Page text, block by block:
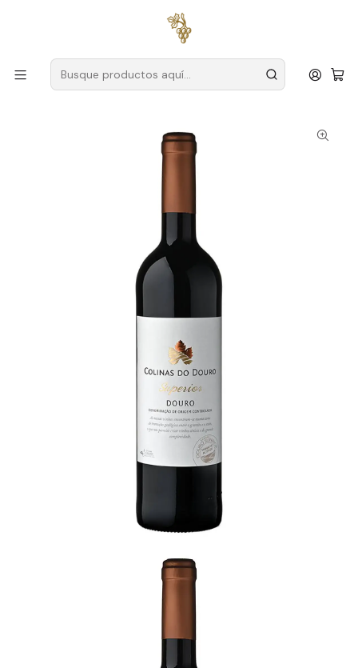
para pedidos superiores a
Productores Duero
Colinas del Duero
Colinas do Douro Superior Douro Red Wine 75cl